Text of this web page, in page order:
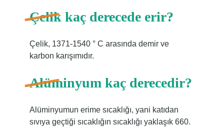
Çelik kaç derecede erir?
Çelik, 1371-1540 ° C arasında demir ve
karbon karışımıdır.
Alüminyum kaç derecedir?
Alüminyumun erime sıcaklığı, yani katıdan
sıvıya geçtiği sıcaklığın sıcaklığı yaklaşık 660.